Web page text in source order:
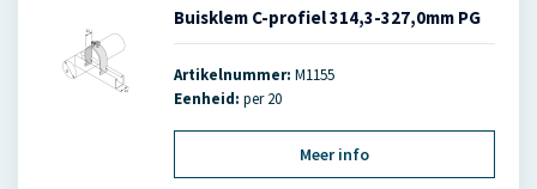
Buisklem C-profiel 314,3-327,0mm PG
Artikelnummer: M1155
Eenheid: per 20
Meer info